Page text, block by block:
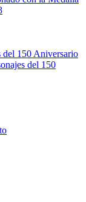
del 150 Aniversario
del 150